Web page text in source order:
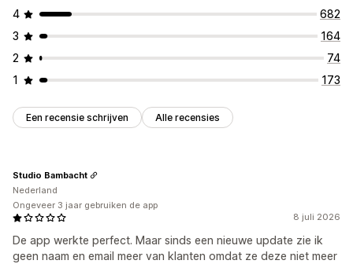
Aanpassing
Kleur en lettertype
Welkomstberichten
4
682
3
164
2
74
1
173
Een recensie schrijven Alle recensies
8 juli 2026
De app werkte perfect. Maar sinds een nieuwe update zie ik
geen naam en email meer van klanten omdat ze deze niet meer
Studio Bambacht
Nederland
Ongeveer 3 jaar gebruiken de app